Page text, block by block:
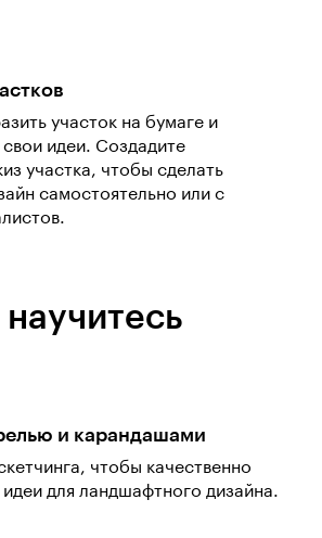
участок на бумаге и
свои идеи. Создадите
участка, чтобы сделать
самостоятельно или с
и карандашами
чтобы качественно
идеи для ландшафтного дизайна.